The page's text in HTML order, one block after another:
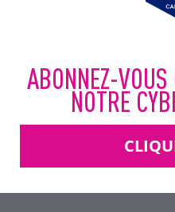
ABONNEZ-
NOTRE